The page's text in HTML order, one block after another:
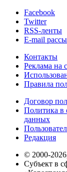
Facebook
Twitter
RSS-ленты
E-mail
Контакты
Реклама на
Правила
Договор
Политика в
данных
Редакция
© 2000-
Субъект в